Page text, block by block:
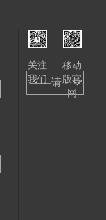
关注
我们
移动
版官
网
——请